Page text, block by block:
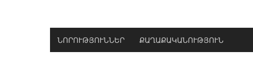
ՆՈՐՈՒԹՅՈՒՆՆԵՐ ՔԱՂԱՔԱԿԱՆՈՒԹՅՈՒՆ